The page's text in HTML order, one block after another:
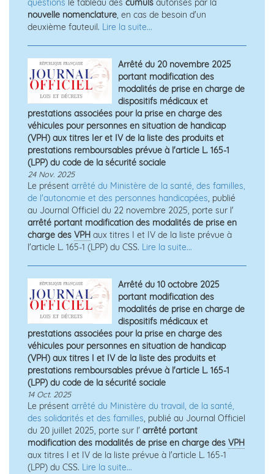
questions le tableau des cumuls autorisés par la
nouvelle nomenclature, en cas de besoin d'un
deuxième fauteuil. Lire la suite...
Arrêté du 20 novembre 2025
portant modification des
modalités de prise en charge de
dispositifs médicaux et
prestations associées pour la prise en charge des
véhicules pour personnes en situation de handicap
(VPH) aux titres Ier et IV de la liste des produits et
prestations remboursables prévue à l'article L. 165-1
(LPP) du code de la sécurité sociale
24 Nov. 2025
Le présent arrêté du Ministère de la santé, des familles,
de l'autonomie et des personnes handicapées, publié
au Journal Officiel du 22 novembre 2025, porte sur l'
arrêté portant modification des modalités de prise en
charge des VPH aux titres I et IV de la liste prévue à
l'article L. 165-1 (LPP) du CSS. Lire la suite...
Arrêté du 10 octobre 2025
portant modification des
modalités de prise en charge de
dispositifs médicaux et
prestations associées pour la prise en charge des
véhicules pour personnes en situation de handicap
(VPH) aux titres I et IV de la liste des produits et
prestations remboursables prévue à l'article L. 165-1
(LPP) du code de la sécurité sociale
14 Oct. 2025
Le présent arrêté du Ministère du travail, de la santé,
des solidarités et des familles, publié au Journal Officiel
du 20 juillet 2025, porte sur l' arrêté portant
modification des modalités de prise en charge des VPH
aux titres I et IV de la liste prévue à l'article L. 165-1
(LPP) du CSS. Lire la suite...